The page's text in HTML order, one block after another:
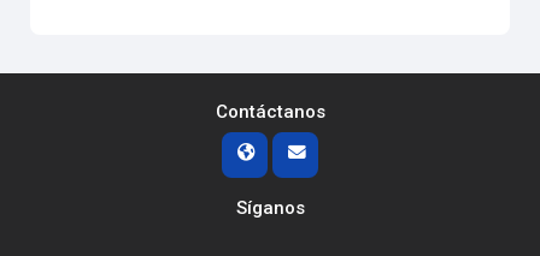
Contáctanos
Síganos